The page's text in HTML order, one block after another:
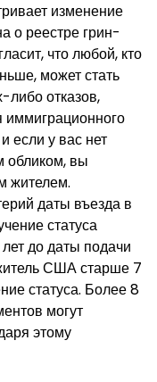
изменение
о реестре грин-
что любой, кто
может стать
либо отказов,
если у вас нет
обликом, вы
жителем.
даты въезда в
статуса
до даты подачи
США старше 7
статуса. Более 8
могут
этому